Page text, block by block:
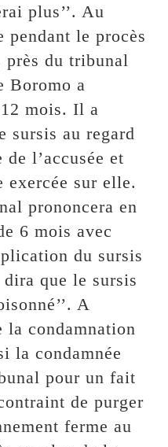
plus’’. Au
pendant le procès
près du tribunal
Boromo a
mois. Il a
sursis au regard
de l’accusée et
exercée sur elle.
prononcera en
6 mois avec
du sursis
que le sursis
A
la condamnation
la condamnée
pour un fait
de purger
ferme au